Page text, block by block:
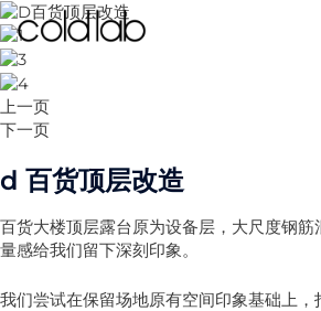
跳
至
内
容
上一页
下一页
d 百货顶层改造
百货大楼顶层露台原为设备层，大尺度钢筋
量感给我们留下深刻印象。
我们尝试在保留场地原有空间印象基础上，